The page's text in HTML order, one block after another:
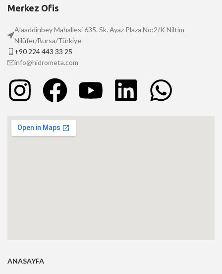
Merkez Ofis
Alaaddinbey Mahallesi 635. Sk. Ayaz Plaza No:2/K Niltim
Nilüfer/Bursa/Türkiye
+90 224 443 33 25
info@hidrometa.com
ANASAYFA